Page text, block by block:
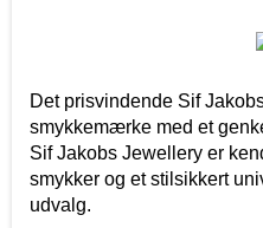
Det prisvindende Sif
smykkemærke med et
Sif Jakobs Jewellery er
smykker og et stilsikkert
udvalg.